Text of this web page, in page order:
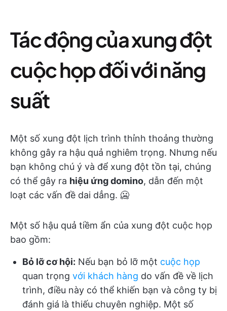
Tác động của xung đột
cuộc họp đối với năng
suất
Một số xung đột lịch trình thỉnh thoảng thường
không gây ra hậu quả nghiêm trọng. Nhưng nếu
bạn không chú ý và để xung đột tồn tại, chúng
có thể gây ra hiệu ứng domino, dẫn đến một
loạt các vấn đề dai dẳng. 🥶
Một số hậu quả tiềm ẩn của xung đột cuộc họp
bao gồm:
Bỏ lỡ cơ hội: Nếu bạn bỏ lỡ một cuộc họp
quan trọng với khách hàng do vấn đề về lịch
trình, điều này có thể khiến bạn và công ty bị
đánh giá là thiếu chuyên nghiệp. Một số